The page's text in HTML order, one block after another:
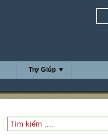
Trợ Giúp ▼